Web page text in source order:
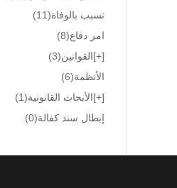
تسبب بالوفاة(11)
امر دفاع(8)
[+]القوانين(3)
الأنظمة(6)
[+]الأبحاث القانونية(1)
إبطال سند كفالة(0)